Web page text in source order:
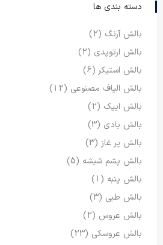
دسته بندی ها
بالش آرنگ (2)
بالش ارتوپدی (2)
بالش استیکر (6)
بالش الیاف مصنوعی (12)
بالش ایپک (2)
بالش بادی (3)
بالش پر غاز (3)
بالش پشم شیشه (5)
بالش پنبه (1)
بالش طبی (3)
بالش عروس (2)
بالش عروسکی (23)